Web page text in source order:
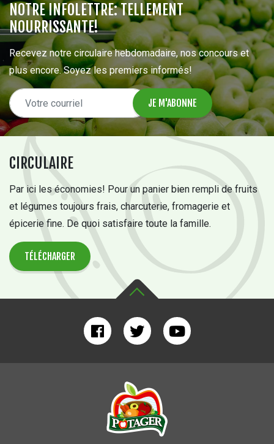
CIRCULAIRE
Par ici les économies! Pour un panier bien rempli de fruits
et légumes toujours frais, charcuterie, fromagerie et
épicerie fine. De quoi satisfaire toute la famille.
TÉLÉCHARGER
NOTRE INFOLETTRE: TELLEMENT
NOURRISSANTE!
Recevez notre circulaire hebdomadaire, nos concours et
plus encore. Soyez les premiers informés!